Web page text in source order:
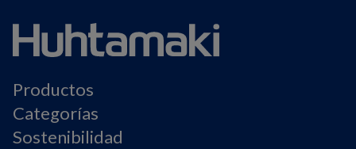
Productos
Categorías
Sostenibilidad